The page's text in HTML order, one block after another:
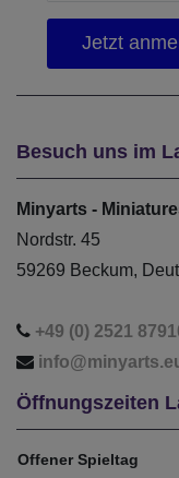
Besuch uns im
Minyarts -
Nordstr. 45
59269 Beckum,
+49 (0) 2521
Öffnungszeiten
Offener Spieltag